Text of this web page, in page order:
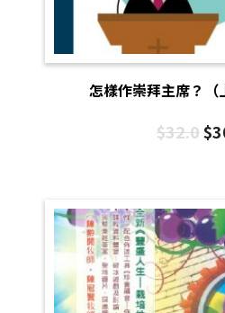
怎樣作崇拜主席？
$32.0$